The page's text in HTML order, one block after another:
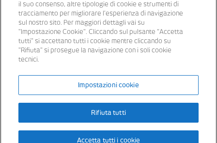
TerreLab – prendi un appuntamento
Banche appartenenti al Gruppo Bancario Banca Popolare del Lazio –
P.IVA 15854861000 – iscritta all’ Albo dei Gruppi Bancari al n. 5104
Fondo Interbancario di Tutela dei Depositi e al Fondo Nazionale di
Garanzia ©2021 Banca Popolare del Lazio Soc. Coop. per Azioni
il suo consenso, altre tipologie di cookie e strumenti di
tracciamento per migliorare l’esperienza di navigazione
sul nostro sito. Per maggiori dettagli vai su
"Impostazione Cookie". Cliccando sul pulsante “Accetta
tutti" si accettano tutti i cookie mentre cliccando su
"Rifiuta" si prosegue la navigazione con i soli cookie
tecnici.
Impostazioni cookie
Rifiuta tutti
Accetta tutti i cookie